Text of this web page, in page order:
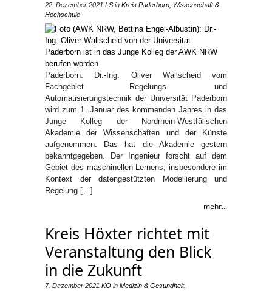
22. Dezember 2021 LS in Kreis Paderborn Wissenschaft &
Hochschule
Paderborn. Dr.-Ing. Oliver Wallscheid vom
Fachgebiet Regelungs- und
Automatisierungstechnik der Universität Paderborn
wird zum 1. Januar des kommenden Jahres in das
Junge Kolleg der Nordrhein-Westfälischen
Akademie der Wissenschaften und der Künste
aufgenommen. Das hat die Akademie gestern
bekanntgegeben. Der Ingenieur forscht auf dem
Gebiet des maschinellen Lernens, insbesondere im
Kontext der datengestützten Modellierung und
Regelung […]
mehr...
Kreis Höxter richtet mit
Veranstaltung den Blick
in die Zukunft
7. Dezember 2021 KO in Medizin & Gesundheit,